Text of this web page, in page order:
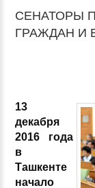
СЕНАТОРЫ
ГРАЖДАН И
13
декабря
2016 года
в
Ташкенте
начало